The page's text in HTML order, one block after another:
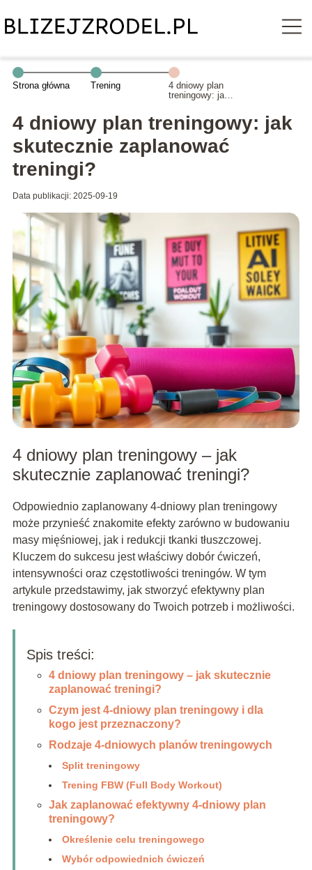
Strona główna Trening
4 dniowy plan
treningowy: jak
zaplanować
treningi?
4 dniowy plan treningowy: jak
skutecznie zaplanować
treningi?
Data publikacji: 2025-09-19
4 dniowy plan treningowy – jak
skutecznie zaplanować treningi?
Odpowiednio zaplanowany 4-dniowy plan treningowy
może przynieść znakomite efekty zarówno w budowaniu
masy mięśniowej, jak i redukcji tkanki tłuszczowej.
Kluczem do sukcesu jest właściwy dobór ćwiczeń,
intensywności oraz częstotliwości treningów. W tym
artykule przedstawimy, jak stworzyć efektywny plan
treningowy dostosowany do Twoich potrzeb i możliwości.
Spis treści:
4 dniowy plan treningowy – jak skutecznie
zaplanować treningi?
Czym jest 4-dniowy plan treningowy i dla
kogo jest przeznaczony?
Rodzaje 4-dniowych planów treningowych
Split treningowy
Trening FBW (Full Body Workout)
Jak zaplanować efektywny 4-dniowy plan
treningowy?
Określenie celu treningowego
Wybór odpowiednich ćwiczeń